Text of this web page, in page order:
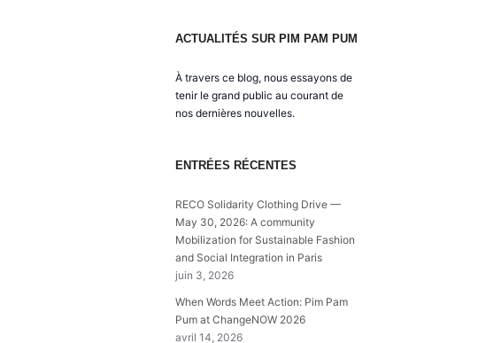
ACTUALITÉS SUR PIM PAM PUM
À travers ce blog, nous essayons de
tenir le grand public au courant de
nos dernières nouvelles.
ENTRÉES RÉCENTES
RECO Solidarity Clothing Drive —
May 30, 2026: A community
Mobilization for Sustainable Fashion
and Social Integration in Paris
juin 3, 2026
When Words Meet Action: Pim Pam
Pum at ChangeNOW 2026
avril 14, 2026